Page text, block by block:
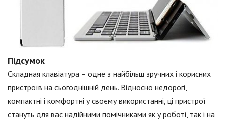
Підсумок
Складная клавіатура – одне з найбільш зручних і корисних
пристроїв на сьогоднішній день. Відносно недорогі,
компактні і комфортні у своєму використанні, ці пристрої
стануть для вас надійними помічниками як у роботі, так і на